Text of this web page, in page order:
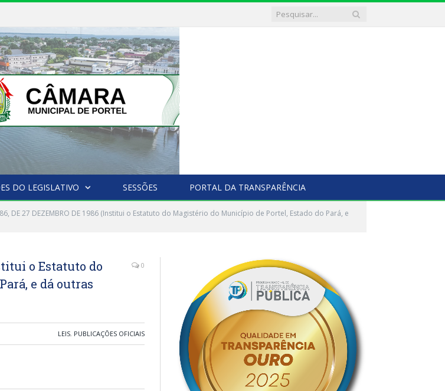
DO LEGISLATIVO SESSÕES PORTAL DA TRANSPARÊNCIA
DE 27 DEZEMBRO DE 1986 (Institui o Estatuto do Magistério do Município de Portel, Estado do Pará, e
o Estatuto do
e dá outras
0
LEIS, PUBLICAÇÕES OFICIAIS